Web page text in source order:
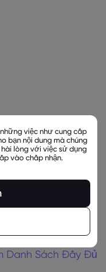
Danh Sách Đầy Đủ
việc như cung cấp
bạn nội dung mà chúng
lòng với việc sử dụng
vào chấp nhận.